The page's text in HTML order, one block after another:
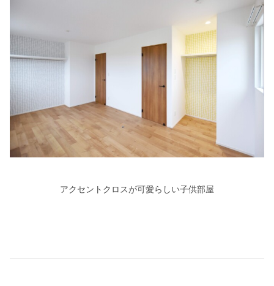
アクセントクロスが可愛らしい子供部屋